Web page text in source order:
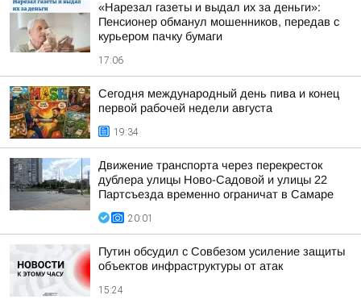
«Нарезал газеты и выдал их за деньги»:
Пенсионер обманул мошенников, передав с
курьером пачку бумаги
17:06
Сегодня международный день пива и конец
первой рабочей недели августа
19:34
Движение транспорта через перекресток
дублера улицы Ново-Садовой и улицы 22
Партсъезда временно ограничат в Самаре
20:01
Путин обсудил с Совбезом усиление защиты
объектов инфраструктуры от атак
15:24